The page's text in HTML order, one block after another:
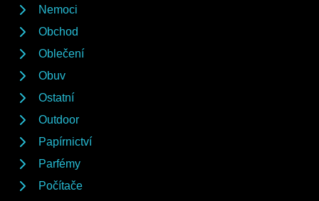
Nemoci
Obchod
Oblečení
Obuv
Ostatní
Outdoor
Papírnictví
Parfémy
Počítače